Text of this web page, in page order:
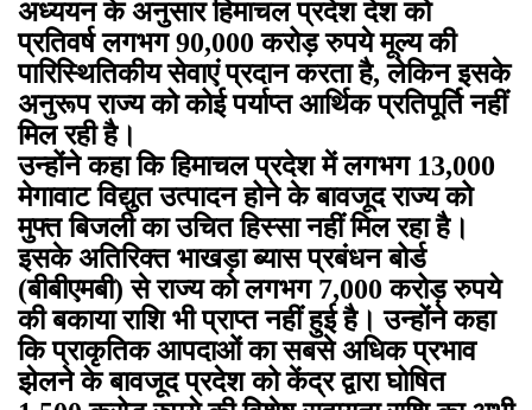
अध्ययन के अनुसार हिमाचल प्रदेश देश को
प्रतिवर्ष लगभग 90,000 करोड़ रुपये मूल्य की
पारिस्थितिकीय सेवाएं प्रदान करता है, लेकिन इसके
अनुरूप राज्य को कोई पर्याप्त आर्थिक प्रतिपूर्ति नहीं
मिल रही है।
उन्होंने कहा कि हिमाचल प्रदेश में लगभग 13,000
मेगावाट विद्युत उत्पादन होने के बावजूद राज्य को
मुफ्त बिजली का उचित हिस्सा नहीं मिल रहा है।
इसके अतिरिक्त भाखड़ा ब्यास प्रबंधन बोर्ड
(बीबीएमबी) से राज्य को लगभग 7,000 करोड़ रुपये
की बकाया राशि भी प्राप्त नहीं हुई है। उन्होंने कहा
कि प्राकृतिक आपदाओं का सबसे अधिक प्रभाव
झेलने के बावजूद प्रदेश को केंद्र द्वारा घोषित